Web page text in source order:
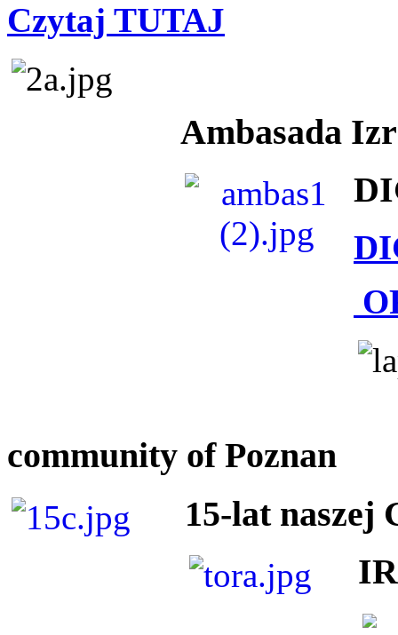
Czytaj TUTAJ
Ambasada
community of Poznan
15-lat naszej